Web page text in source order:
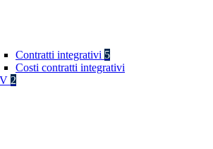
Contratti integrativi 5
Costi contratti integrativi
2